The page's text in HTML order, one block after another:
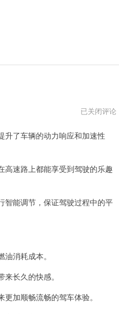
二
越
很
便
已关闭评论
了车辆的动力响应和加速性
速路上都能享受到驾驶的乐趣
能调节，保证驾驶过程中的平
消耗成本。
长久的快感。
加顺畅流畅的驾车体验。